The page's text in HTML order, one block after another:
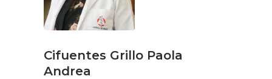
Cifuentes Grillo Paola
Andrea